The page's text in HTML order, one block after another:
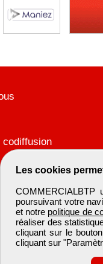
Les cookies
COMMERCIALBTP
poursuivant votre
et notre politique de
réaliser des
cliquant sur le
cliquant sur
codiffusion